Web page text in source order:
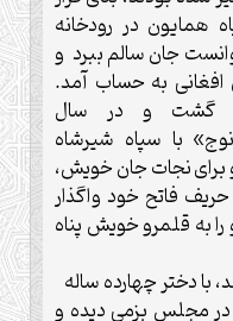
همایون در رودخانه
جان سالم ببرد و
به حساب آمد.
گشت و در سال
در« کانوج» با سپاه شیرشاه
نجات جان خویش،
فاتح خود واگذار
به قلمرو خویش پناه
با دختر چهارده ساله
در مجلس بزمی دیده و